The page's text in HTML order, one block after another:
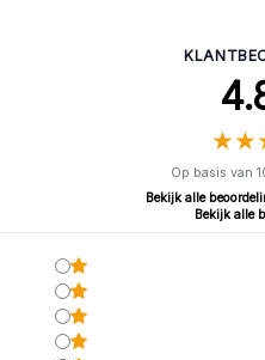
★★
★★
Op basis van
Bekijk alle
Bekijk alle